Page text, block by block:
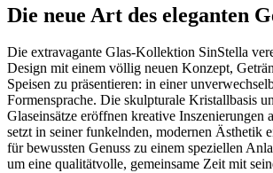
Die neue Art des eleganten
Die extravagante Glas-Kollektion SinStella
Design mit einem völlig neuen Konzept,
Speisen zu präsentieren: in einer
Formensprache. Die skulpturale Kristallbasis
Glaseinsätze eröffnen kreative Inszenierungen
setzt in seiner funkelnden, modernen Ästhetik
für bewussten Genuss zu einem speziellen
um eine qualitätvolle, gemeinsame Zeit mit